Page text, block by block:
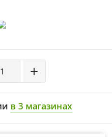
+
в 3 магазинах